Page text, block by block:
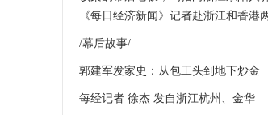
《每日经济新闻》记者赴浙江和香港
/幕后故事/
郭建军发家史：从包工头到地下炒金
每经记者 徐杰 发自浙江杭州、金华